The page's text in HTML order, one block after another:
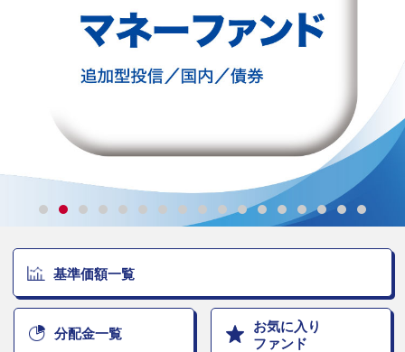
基準価額一覧
分配金一覧
お気に入り
ファンド